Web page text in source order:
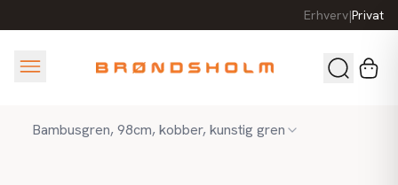
Erhverv|Privat
Bambusgren, 98cm, kobber, kunstig gren